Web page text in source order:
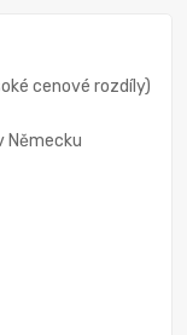
cenové rozdíly)
Německu